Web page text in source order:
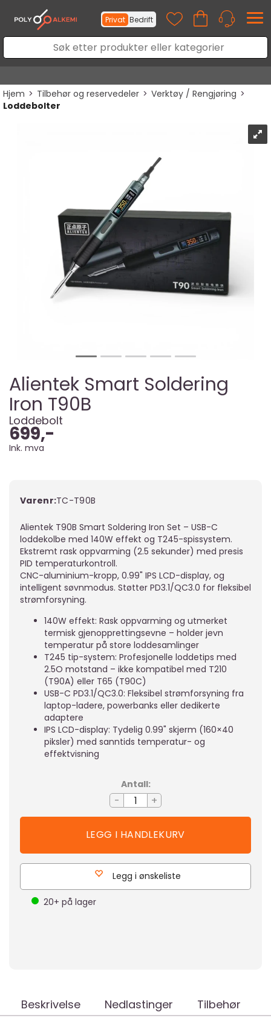
Privat Bedrift
Hjem>Tilbehør og reservedeler>Verktøy / Rengjøring>
Loddebolter
Alientek Smart Soldering
Iron T90B
Loddebolt
699,-
Ink. mva
Varenr:TC-T90B
Alientek T90B Smart Soldering Iron Set – USB-C
loddekolbe med 140W effekt og T245-spissystem.
Ekstremt rask oppvarming (2.5 sekunder) med presis
PID temperaturkontroll.
CNC-aluminium-kropp, 0.99" IPS LCD-display, og
intelligent søvnmodus. Støtter PD3.1/QC3.0 for fleksibel
strømforsyning.
140W effekt: Rask oppvarming og utmerket
termisk gjenopprettingsevne – holder jevn
temperatur på store loddesamlinger
T245 tip-system: Profesjonelle loddetips med
2.5O motstand – ikke kompatibel med T210
(T90A) eller T65 (T90C)
USB-C PD3.1/QC3.0: Fleksibel strømforsyning fra
laptop-ladere, powerbanks eller dedikerte
adaptere
IPS LCD-display: Tydelig 0.99" skjerm (160×40
piksler) med sanntids temperatur- og
effektvisning
Antall:
- +
Legg i ønskeliste
20+ på lager
Beskrivelse Nedlastinger Tilbehør